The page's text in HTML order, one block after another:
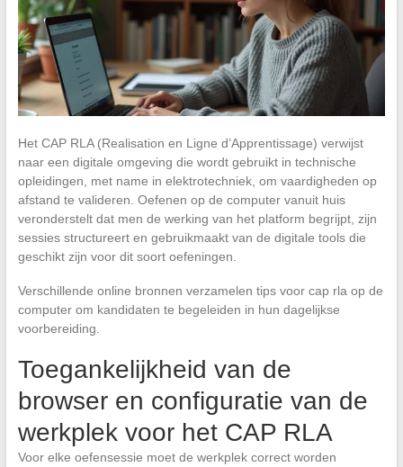
Het CAP RLA (Realisation en Ligne d’Apprentissage) verwijst
naar een digitale omgeving die wordt gebruikt in technische
opleidingen, met name in elektrotechniek, om vaardigheden op
afstand te valideren. Oefenen op de computer vanuit huis
veronderstelt dat men de werking van het platform begrijpt, zijn
sessies structureert en gebruikmaakt van de digitale tools die
geschikt zijn voor dit soort oefeningen.
Verschillende online bronnen verzamelen tips voor cap rla op de
computer om kandidaten te begeleiden in hun dagelijkse
voorbereiding.
Toegankelijkheid van de
browser en configuratie van de
werkplek voor het CAP RLA
Voor elke oefensessie moet de werkplek correct worden